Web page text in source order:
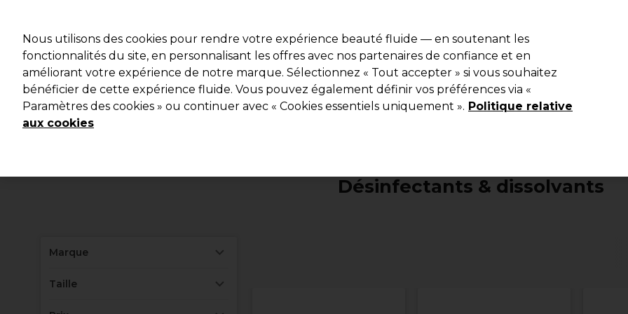
Rechercher
Marques Bons plans Coiffure Electro et Matériel Equipement de salon Beauté Hommes Les
Livraison et délais
Désinfectants & dissolvants
Marque
Taille
Nous utilisons des cookies pour rendre votre expérience beauté fluide — en soutenant les
fonctionnalités du site, en personnalisant les offres avec nos partenaires de confiance et en
améliorant votre expérience de notre marque. Sélectionnez « Tout accepter » si vous souhaitez
bénéficier de cette expérience fluide. Vous pouvez également définir vos préférences via «
Paramètres des cookies » ou continuer avec « Cookies essentiels uniquement ». Politique relative
aux cookies